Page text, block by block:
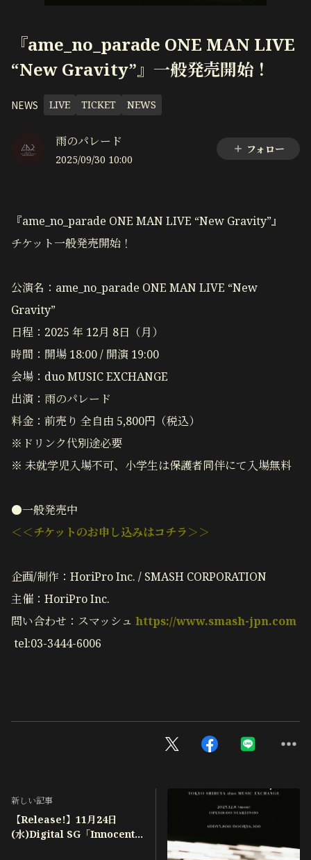
『ame_no_parade ONE MAN LIVE
“New Gravity”』一般発売開始！
NEWS LIVE TICKET NEWS
雨のパレード
2025/09/30 10:00
フォロー
『ame_no_parade ONE MAN LIVE “New Gravity”』
チケット一般発売開始！
公演名：ame_no_parade ONE MAN LIVE “New
Gravity”
日程：2025 年 12月 8日（月）
時間：開場 18:00 / 開演 19:00
会場：duo MUSIC EXCHANGE
出演：雨のパレード
料金：前売り 全自由 5,800円（税込）
※ドリンク代別途必要
※ 未就学児入場不可、小学生は保護者同伴にて入場無料
●一般発売中
＜＜チケットのお申し込みはコチラ＞＞
企画/制作：HoriPro Inc. / SMASH CORPORATION
主催：HoriPro Inc.
問い合わせ：スマッシュ https://www.smash-jpn.com
tel:03-3444-6006
新しい記事
【Release!】11月24日
(水)Digital SG「Innocent